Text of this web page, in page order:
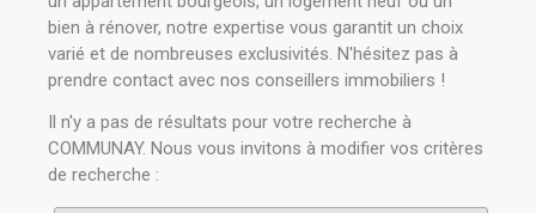
bien à rénover, notre expertise vous garantit un choix
varié et de nombreuses exclusivités. N'hésitez pas à
prendre contact avec nos conseillers immobiliers !
Il n'y a pas de résultats pour votre recherche à
COMMUNAY. Nous vous invitons à modifier vos critères
de recherche :